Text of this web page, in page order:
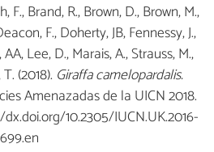
F., Brand, R., Brown, D., Brown, M.,
F., Doherty, JB, Fennessy, J.,
Lee, D., Marais, A., Strauss, M.,
(2018). Giraffa camelopardalis.
Amenazadas de la UICN 2018.
10.2305/IUCN.UK.2016-